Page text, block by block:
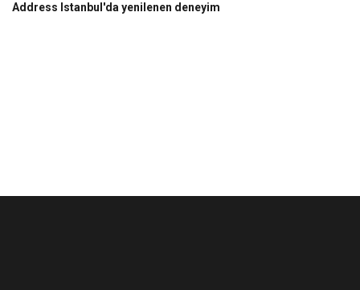
Address Istanbul'da yenilenen deneyim